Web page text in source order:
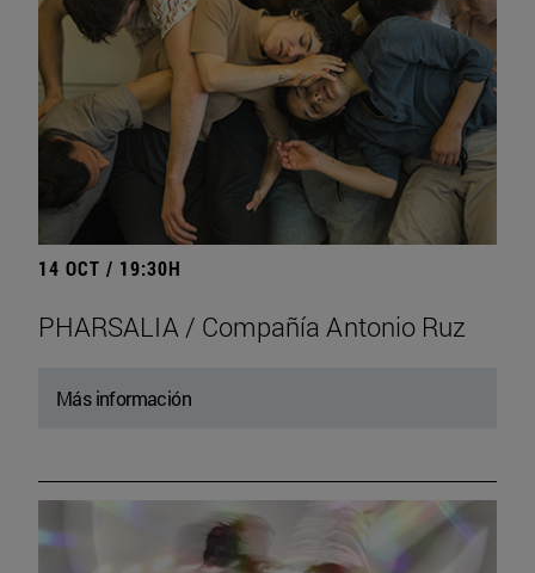
14 OCT / 19:30H
PHARSALIA / Compañía Antonio Ruz
Más información